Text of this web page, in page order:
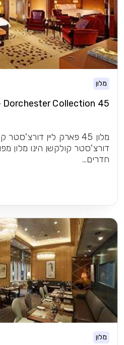
מלון
45 Park Lane - Dorchester Collection
דורצ'סטר קולקשן הינו מלון
חדרים...
מלון